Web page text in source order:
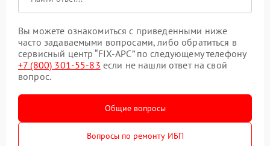
Вы можете ознакомиться с приведенными ниже
часто задаваемыми вопросами, либо обратиться в
сервисный центр “FIX-APC” по следующему телефону
+7 (800) 301-55-83 если не нашли ответ на свой
вопрос.
Общие вопросы
Вопросы по ремонту ИБП